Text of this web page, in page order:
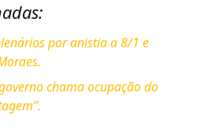
por anistia a 8/1 e
chama ocupação do